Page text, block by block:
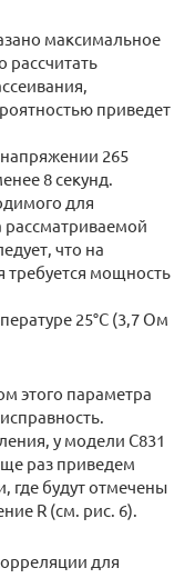
максимальное
приведет
265
8 секунд.
для
что на
требуется мощность
25°С (3,7 Ом
этого параметра
у модели С831
раз приведем
где будут отмечены
R (см. рис. 6).
для